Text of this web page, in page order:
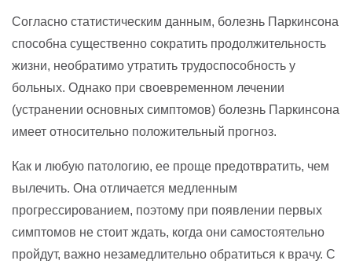
Согласно статистическим данным, болезнь Паркинсона
способна существенно сократить продолжительность
жизни, необратимо утратить трудоспособность у
больных. Однако при своевременном лечении
(устранении основных симптомов) болезнь Паркинсона
имеет относительно положительный прогноз.
Как и любую патологию, ее проще предотвратить, чем
вылечить. Она отличается медленным
прогрессированием, поэтому при появлении первых
симптомов не стоит ждать, когда они самостоятельно
пройдут, важно незамедлительно обратиться к врачу. С